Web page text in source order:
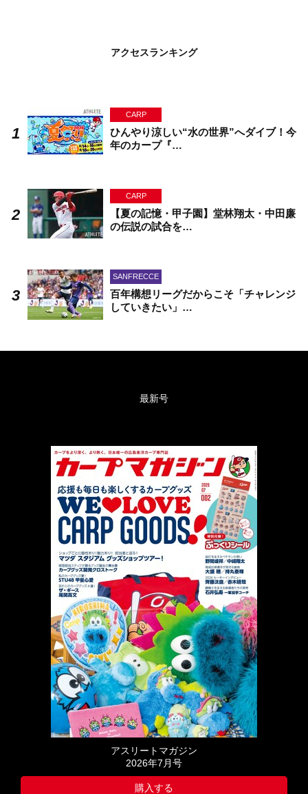
アクセスランキング
CARP
ひんやり涼しい“水の世界”へダイブ！今
年のカープ『…
CARP
【夏の記憶・甲子園】堂林翔太・中田廉
の伝説の試合を…
SANFRECCE
百年構想リーグだからこそ「チャレンジ
していきたい」…
最新号
アスリートマガジン
2026年7月号
購入する